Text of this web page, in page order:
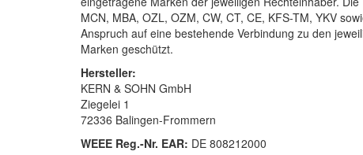
MCN, MBA, OZL, OZM, CW, CT, CE, KFS-TM, YKV
Anspruch auf eine bestehende Verbindung zu den
Marken geschützt.
Hersteller:
KERN & SOHN GmbH
Ziegelei 1
72336 Balingen-Frommern
WEEE Reg.-Nr. EAR: DE 808212000